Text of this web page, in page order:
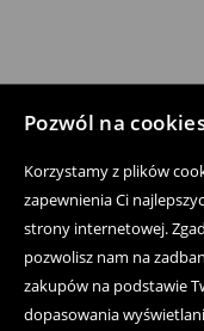
Pozwól na
Korzystamy z plików
zapewnienia Ci
strony internetowej.
pozwolisz nam na
zakupów na podstawie
dopasowania